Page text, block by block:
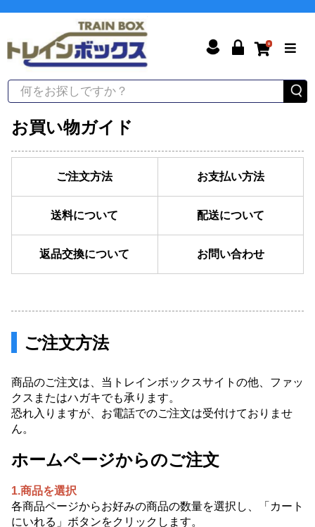
0
お買い物ガイド
ご注文方法 お支払い方法
送料について 配送について
返品交換について お問い合わせ
ご注文方法
商品のご注文は、当トレインボックスサイトの他、ファッ
クスまたはハガキでも承ります。
恐れ入りますが、お電話でのご注文は受付けておりませ
ん。
ホームページからのご注文
1.商品を選択
各商品ページからお好みの商品の数量を選択し、「カート
にいれる」ボタンをクリックします。